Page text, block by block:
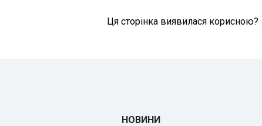
Ця сторінка виявилася корисною?
НОВИНИ